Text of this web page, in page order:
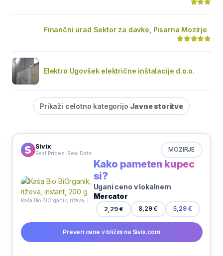
Finančni urad Sektor za davke, Pisarna Mozirje
Elektro Ugovšek električne inštalacije d.o.o.
Prikaži celotno kategorijo Javne storitve
Sivix
Real Prices. Real Data MOZIRJE
Kako pameten kupec
si?
Ugani ceno v lokalnem
Mercator
2,29 € 8,29 € 5,29 €
Preveri cene v bližini na Sivix.com